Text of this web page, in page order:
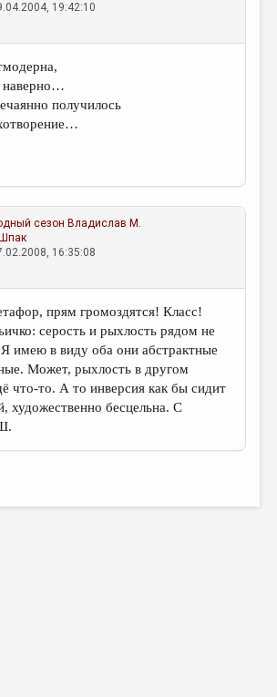
19:42:10
наверно…
получилось
сезон Владислав М.
16:35:08
прям громоздятся! Класс!
серость и рыхлость рядом не
Я имею в виду оба они абстрактные
Может, рыхлость в другом
что-то. А то инверсия как бы сидит
художественно бесцельна. С